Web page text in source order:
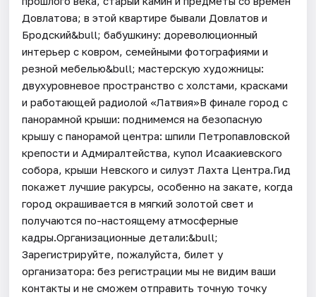
Довлатова; в этой квартире бывали Довлатов и
Бродский&bull; бабушкину: дореволюционный
интерьер с ковром, семейными фотографиями и
резной мебелью&bull; мастерскую художницы:
двухуровневое пространство с холстами, красками
и работающей радиолой «Латвия»В финале город с
панорамной крыши: поднимемся на безопасную
крышу с панорамой центра: шпили Петропавловской
крепости и Адмиралтейства, купол Исаакиевского
собора, крыши Невского и силуэт Лахта Центра.Гид
покажет лучшие ракурсы, особенно на закате, когда
город окрашивается в мягкий золотой свет и
получаются по-настоящему атмосферные
кадры.Организационные детали:&bull;
Зарегистрируйте, пожалуйста, билет у
организатора: без регистрации мы не видим ваши
контакты и не сможем отправить точную точку